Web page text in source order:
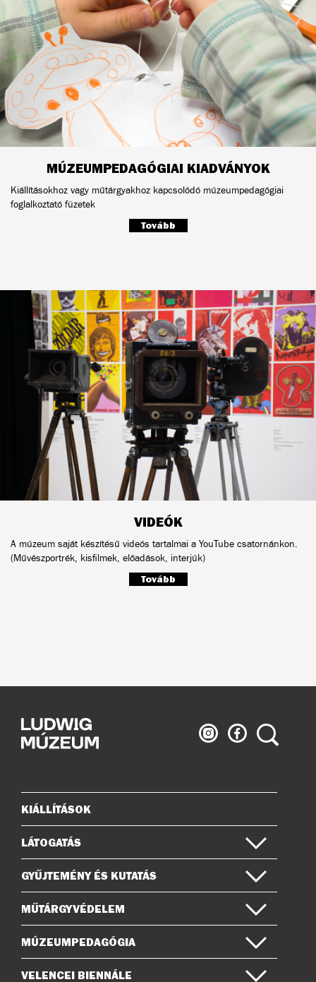
MÚZEUMPEDAGÓGIAI KIADVÁNYOK
Kiállításokhoz vagy műtárgyakhoz kapcsolódó múzeumpedagógiai
foglalkoztató füzetek
Tovább
VIDEÓK
A múzeum saját készítésű videós tartalmai a YouTube csatornánkon.
(Művészportrék, kisfilmek, előadások, interjúk)
Tovább
Ludwig
Múzeum
Ludwig
Múzeum
Keresés
Oldaltérkép
KIÁLLÍTÁSOK
LÁTOGATÁS
GYŰJTEMÉNY ÉS KUTATÁS
MŰTÁRGYVÉDELEM
MÚZEUMPEDAGÓGIA
VELENCEI BIENNÁLE